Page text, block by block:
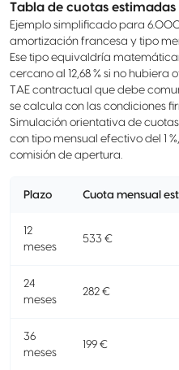
Tabla de cuotas
Ejemplo simplificado para
amortización francesa y tipo
Ese tipo equivaldría
cercano al 12,68 % si no hubiera
TAE contractual que debe
se calcula con las condiciones
Simulación orientativa de
con tipo mensual efectivo del 1
comisión de apertura.
Plazo Cuota mensual
12
meses
533 €
24
meses
282 €
36
meses
199 €